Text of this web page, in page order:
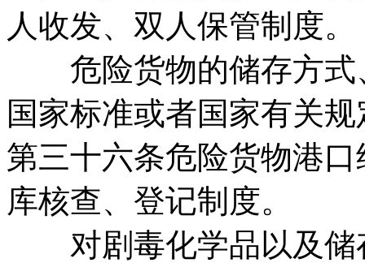
人收发、双人保管制度。
危险货物的储存方式
国家标准或者国家有关规
第三十六条危险货物港
库核查、登记制度。
对剧毒化学品以及储